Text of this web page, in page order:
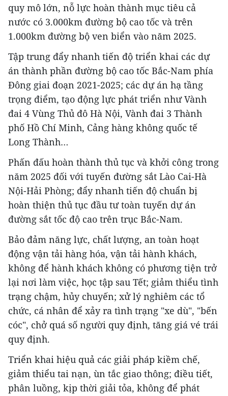
quy mô lớn, nỗ lực hoàn thành mục tiêu cả
nước có 3.000km đường bộ cao tốc và trên
1.000km đường bộ ven biển vào năm 2025.
Tập trung đẩy nhanh tiến độ triển khai các dự
án thành phần đường bộ cao tốc Bắc-Nam phía
Đông giai đoạn 2021-2025; các dự án hạ tầng
trọng điểm, tạo động lực phát triển như Vành
đai 4 Vùng Thủ đô Hà Nội, Vành đai 3 Thành
phố Hồ Chí Minh, Cảng hàng không quốc tế
Long Thành…
Phấn đấu hoàn thành thủ tục và khởi công trong
năm 2025 đối với tuyến đường sắt Lào Cai-Hà
Nội-Hải Phòng; đẩy nhanh tiến độ chuẩn bị
hoàn thiện thủ tục đầu tư toàn tuyến dự án
đường sắt tốc độ cao trên trục Bắc-Nam.
Bảo đảm năng lực, chất lượng, an toàn hoạt
động vận tải hàng hóa, vận tải hành khách,
không để hành khách không có phương tiện trở
lại nơi làm việc, học tập sau Tết; giảm thiểu tình
trạng chậm, hủy chuyến; xử lý nghiêm các tổ
chức, cá nhân để xảy ra tình trạng "xe dù", "bến
cóc", chở quá số người quy định, tăng giá vé trái
quy định.
Triển khai hiệu quả các giải pháp kiềm chế,
giảm thiểu tai nạn, ùn tắc giao thông; điều tiết,
phân luồng, kịp thời giải tỏa, không để phát